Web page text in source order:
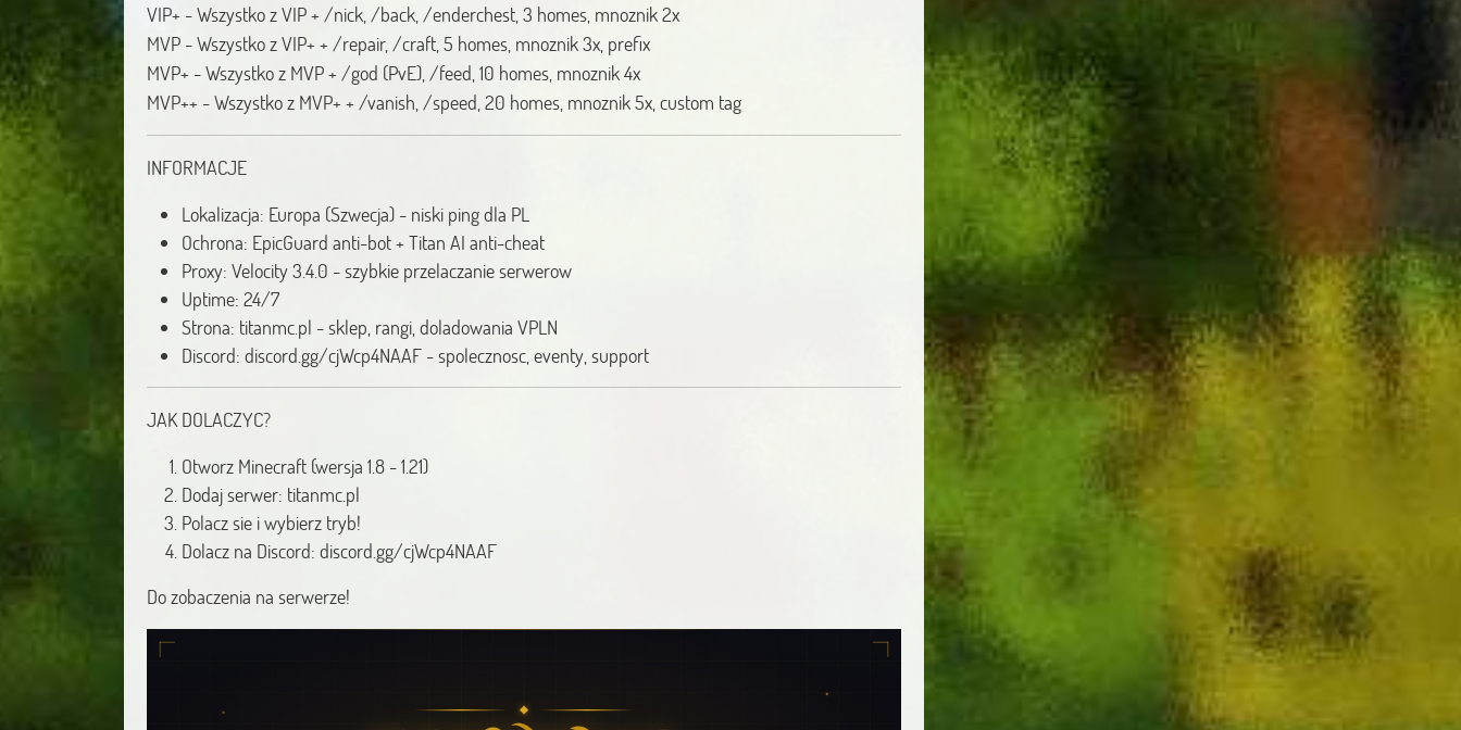
VIP+ - Wszystko z VIP + /nick, /back, /enderchest, 3 homes, mnoznik 2x
MVP - Wszystko z VIP+ + /repair, /craft, 5 homes, mnoznik 3x, prefix
MVP+ - Wszystko z MVP + /god (PvE), /feed, 10 homes, mnoznik 4x
MVP++ - Wszystko z MVP+ + /vanish, /speed, 20 homes, mnoznik 5x, custom tag
INFORMACJE
Lokalizacja: Europa (Szwecja) - niski ping dla PL
Ochrona: EpicGuard anti-bot + Titan AI anti-cheat
Proxy: Velocity 3.4.0 - szybkie przelaczanie serwerow
Uptime: 24/7
Strona: titanmc.pl - sklep, rangi, doladowania VPLN
Discord: discord.gg/cjWcp4NAAF - spolecznosc, eventy, support
JAK DOLACZYC?
Otworz Minecraft (wersja 1.8 - 1.21)
Dodaj serwer: titanmc.pl
Polacz sie i wybierz tryb!
Dolacz na Discord: discord.gg/cjWcp4NAAF
Do zobaczenia na serwerze!